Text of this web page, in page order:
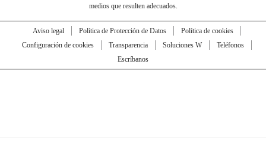
medios que resulten adecuados.
Aviso legal Política de Protección de Datos
Política de cookies
Configuración de cookies
Transparencia Soluciones W
Teléfonos
Escríbanos